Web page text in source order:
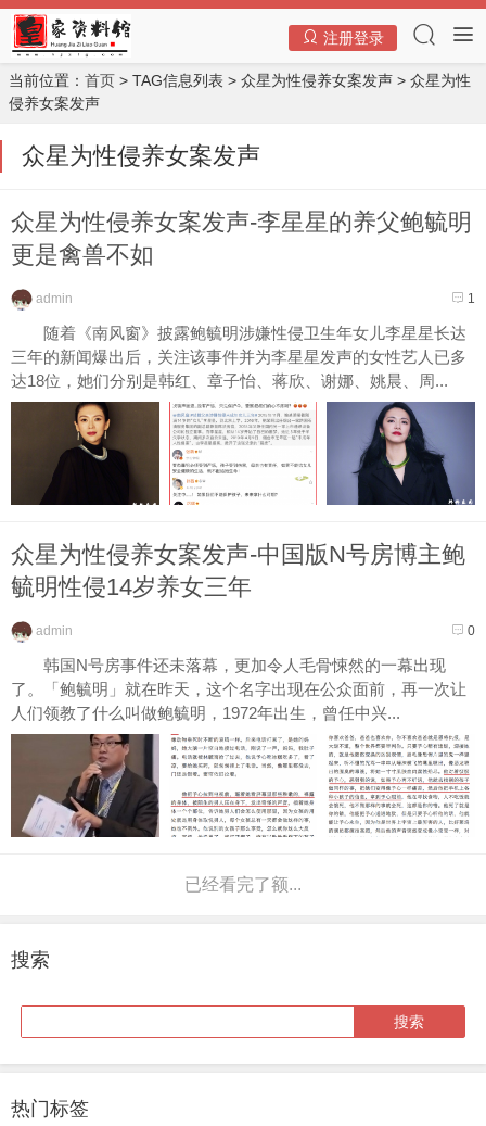
注册登录
当前位置： 首页 > TAG信息列表 > 众星为性侵养女案发声 > 众星为性
侵养女案发声
众星为性侵养女案发声
众星为性侵养女案发声-李星星的养父鲍毓明
更是禽兽不如
1
admin
随着《南风窗》披露鲍毓明涉嫌性侵卫生年女儿李星星长达
三年的新闻爆出后，关注该事件并为李星星发声的女性艺人已多
达18位，她们分别是韩红、章子怡、蒋欣、谢娜、姚晨、周...
众星为性侵养女案发声-中国版N号房博主鲍
毓明性侵14岁养女三年
0
admin
韩国N号房事件还未落幕，更加令人毛骨悚然的一幕出现
了。「鲍毓明」就在昨天，这个名字出现在公众面前，再一次让
人们领教了什么叫做鲍毓明，1972年出生，曾任中兴...
已经看完了额...
搜索
热门标签